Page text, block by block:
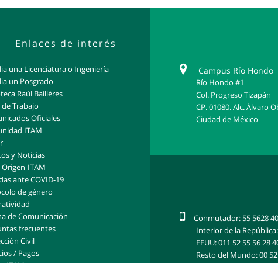
Enlaces de interés
una Licenciatura o Ingeniería
un Posgrado
Raúl Baillères
de Trabajo
Oficiales
ITAM
y Noticias
Origen-ITAM
ante COVID-19
de género
de Comunicación
frecuentes
Civil
/ Pagos
Campus Río Hondo
Río Hondo #1
Col. Progreso Tizapán
CP. 01080. Alc. Álvaro
Ciudad de México
Conmutador: 55 5628
Interior de la
EEUU: 011 52 55 56 28
Resto del Mundo: 00